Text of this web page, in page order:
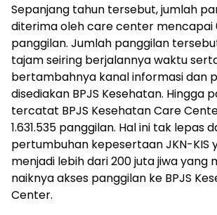
Sepanjang tahun tersebut, jumlah
diterima oleh care center mencapai
panggilan. Jumlah panggilan
tajam seiring berjalannya waktu
bertambahnya kanal informasi dan
disediakan BPJS Kesehatan. Hingga
tercatat BPJS Kesehatan Care
1.631.535 panggilan. Hal ini tak lepas
pertumbuhan kepesertaan JKN-KIS
menjadi lebih dari 200 juta jiwa yang
naiknya akses panggilan ke BPJS
Center.